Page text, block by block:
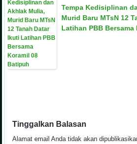
Tempa Kedisiplinan
Murid Baru MTsN 12
Latihan PBB
Tinggalkan Balasan
Alamat email Anda tidak akan